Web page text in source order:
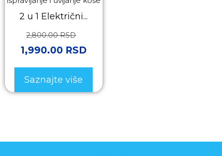
2 u 1 Električni...
2,800.00RSD
1,990.00 RSD
Saznajte više